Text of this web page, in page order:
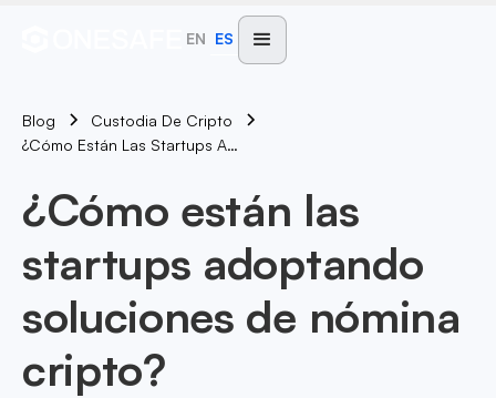
EN ES
Blog
Custodia De Cripto
¿Cómo Están Las Startups Adoptando Soluciones De Nómina Cripto?
¿Cómo están las
startups adoptando
soluciones de nómina
cripto?